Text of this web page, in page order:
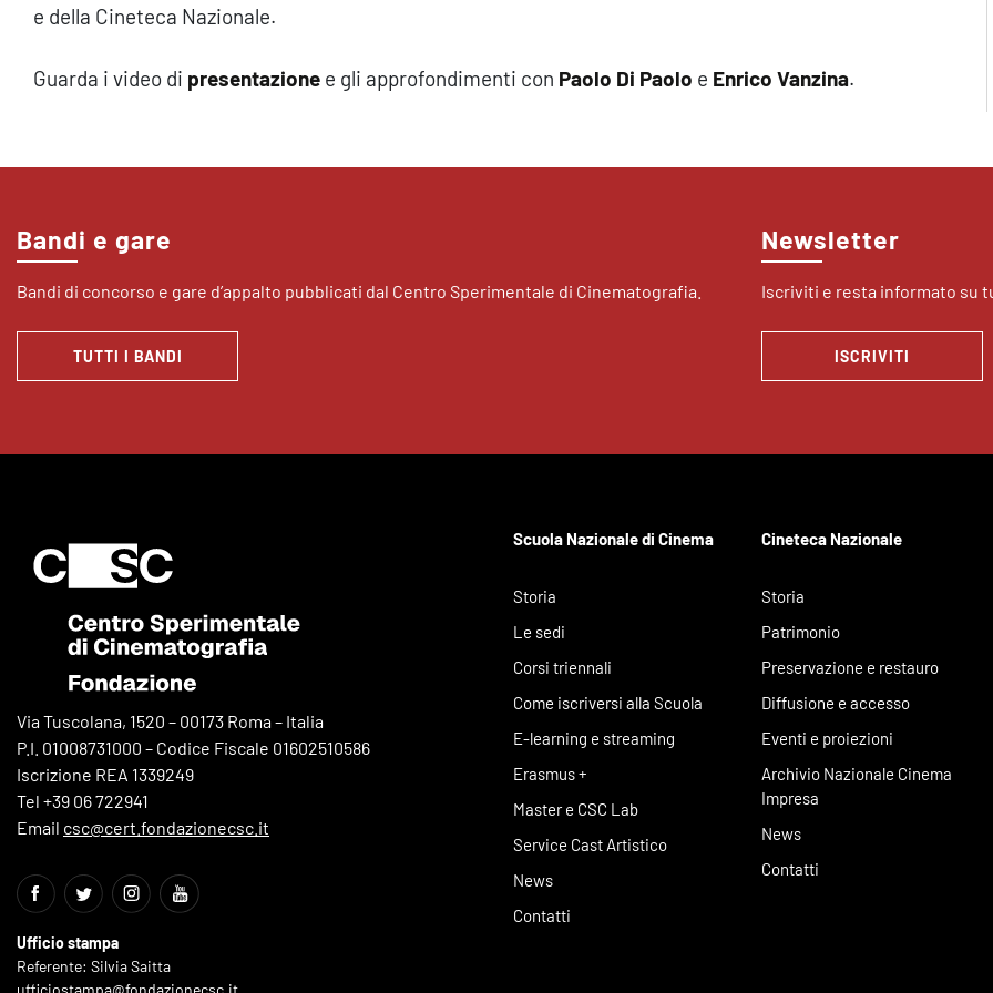
e della Cineteca Nazionale.
Guarda i video di presentazione e gli approfondimenti con Paolo Di Paolo e Enrico Vanzina.
Bandi e gare
Bandi di concorso e gare d’appalto pubblicati dal Centro Sperimentale di Cinematografia.
TUTTI I BANDI
Newsletter
Iscriviti e resta informato su
ISCRIVITI
Via Tuscolana, 1520 – 00173 Roma – Italia
P.I. 01008731000 – Codice Fiscale 01602510586
Iscrizione REA 1339249
Tel +39 06 722941
Email csc@cert.fondazionecsc.it
Ufficio stampa
Referente: Silvia Saitta
ufficiostampa@fondazionecsc.it
Scuola Nazionale di Cinema
Storia
Le sedi
Corsi triennali
Come iscriversi alla Scuola
E-learning e streaming
Erasmus +
Master e CSC Lab
Service Cast Artistico
News
Contatti
Cineteca Nazionale
Storia
Patrimonio
Preservazione e restauro
Diffusione e accesso
Eventi e proiezioni
Archivio Nazionale Cinema
Impresa
News
Contatti